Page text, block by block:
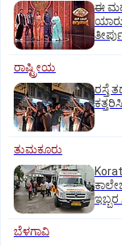
ಈ
ರಾಷ್ಟ್ರೀಯ
ರಸ್ತೆ
ತುಮಕೂರು
ಇಬ್ಬರ
ಬೆಳಗಾವಿ